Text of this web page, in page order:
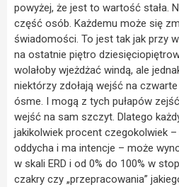
powyżej, że jest to wartość stała.
część osób. Każdemu może się
świadomości. To jest tak jak przy
na ostatnie piętro
wolałoby wjeżdżać windą, ale
niektórzy zdołają wejść na
ósme. I mogą z tych pułapów
wejść na sam szczyt. Dlatego
jakikolwiek procent czegokolwiek
oddycha i ma intencje – może
w skali ERD i od 0% do 100% w
czakry czy „przepracowania”